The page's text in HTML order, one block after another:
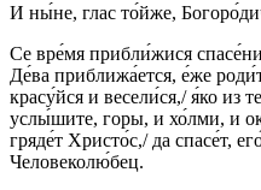
И ны́не, глас то́йже,
Се вре́мя прибли́жися
Де́ва приближа́ется, е́же
красу́йся и весели́ся,/ я́ко из
услы́шите, горы, и хо́лми, и
гряде́т Христо́с,/ да спасе́т,
Человеколю́бец.